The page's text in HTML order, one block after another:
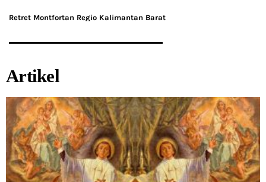
Retret Montfortan Regio Kalimantan Barat
Artikel